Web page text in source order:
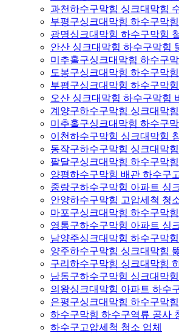
과천하수구막힘 싱크대막힘
부평구싱크대막힘 하수구막
광명싱크대막힘 하수구막힘
안산 싱크대막힘 하수구막힘
미추홀구싱크대막힘 하수구
도봉구싱크대막힘 하수구막
부평구싱크대막힘 하수구막
오산 싱크대막힘 하수구막힘
계양구하수구막힘 싱크대막힘
미추홀구싱크대막힘 하수구
이천하수구막힘 싱크대막힘
동작구하수구막힘 싱크대막
팔달구싱크대막힘 하수구막
양평하수구막힘 배관 하수구
중랑구하수구막힘 아파트 싱
안양하수구막힘 고압세척 청
마포구싱크대막힘 하수구막
영통구하수구막힘 아파트 싱
남양주싱크대막힘 하수구막
양주하수구막힘 싱크대막힘
구리하수구막힘 싱크대막힘
남동구하수구막힘 싱크대막
의왕싱크대막힘 아파트 하수
은평구싱크대막힘 하수구막
하수구막힘 하수구역류 공사
하수구고압세척 청소 업체